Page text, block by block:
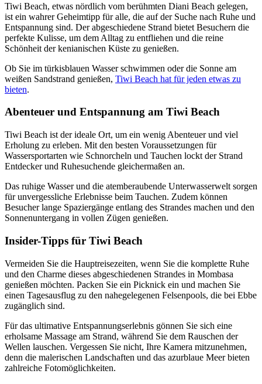
Tiwi Beach, etwas nördlich vom berühmten Diani Beach gelegen,
ist ein wahrer Geheimtipp für alle, die auf der Suche nach Ruhe und
Entspannung sind. Der abgeschiedene Strand bietet Besuchern die
perfekte Kulisse, um dem Alltag zu entfliehen und die reine
Schönheit der kenianischen Küste zu genießen.
Ob Sie im türkisblauen Wasser schwimmen oder die Sonne am
weißen Sandstrand genießen, Tiwi Beach hat für jeden etwas zu
bieten.
Abenteuer und Entspannung am Tiwi Beach
Tiwi Beach ist der ideale Ort, um ein wenig Abenteuer und viel
Erholung zu erleben. Mit den besten Voraussetzungen für
Wassersportarten wie Schnorcheln und Tauchen lockt der Strand
Entdecker und Ruhesuchende gleichermaßen an.
Das ruhige Wasser und die atemberaubende Unterwasserwelt sorgen
für unvergessliche Erlebnisse beim Tauchen. Zudem können
Besucher lange Spaziergänge entlang des Strandes machen und den
Sonnenuntergang in vollen Zügen genießen.
Insider-Tipps für Tiwi Beach
Vermeiden Sie die Hauptreisezeiten, wenn Sie die komplette Ruhe
und den Charme dieses abgeschiedenen Strandes in Mombasa
genießen möchten. Packen Sie ein Picknick ein und machen Sie
einen Tagesausflug zu den nahegelegenen Felsenpools, die bei Ebbe
zugänglich sind.
Für das ultimative Entspannungserlebnis gönnen Sie sich eine
erholsame Massage am Strand, während Sie dem Rauschen der
Wellen lauschen. Vergessen Sie nicht, Ihre Kamera mitzunehmen,
denn die malerischen Landschaften und das azurblaue Meer bieten
zahlreiche Fotomöglichkeiten.